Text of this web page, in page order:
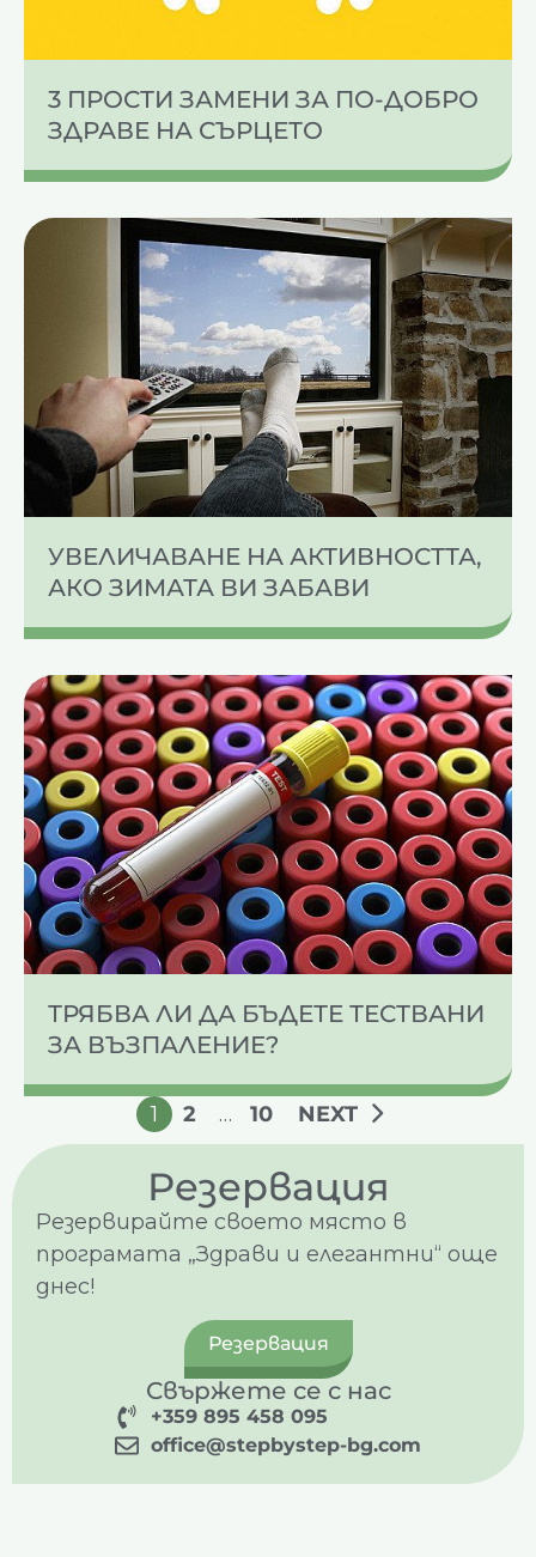
3 ПРОСТИ ЗАМЕНИ ЗА ПО-ДОБРО
ЗДРАВЕ НА СЪРЦЕТО
УВЕЛИЧАВАНЕ НА АКТИВНОСТТА,
АКО ЗИМАТА ВИ ЗАБАВИ
ТРЯБВА ЛИ ДА БЪДЕТЕ ТЕСТВАНИ
ЗА ВЪЗПАЛЕНИЕ?
1 2 … 10 NEXT
Резервация
Резервирайте своето място в
програмата „Здрави и елегантни“ още
днес!
Резервация
Свържете се с нас
+359 895 458 095
office@stepbystep-bg.com